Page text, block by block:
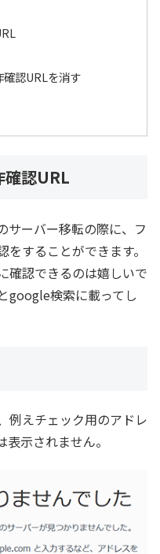
確認URLを消す
確認URL
サーバー移転の際に、フ
することができます。
確認できるのは嬉しいで
google検索に載ってし
例えチェック用のアドレ
示されません。